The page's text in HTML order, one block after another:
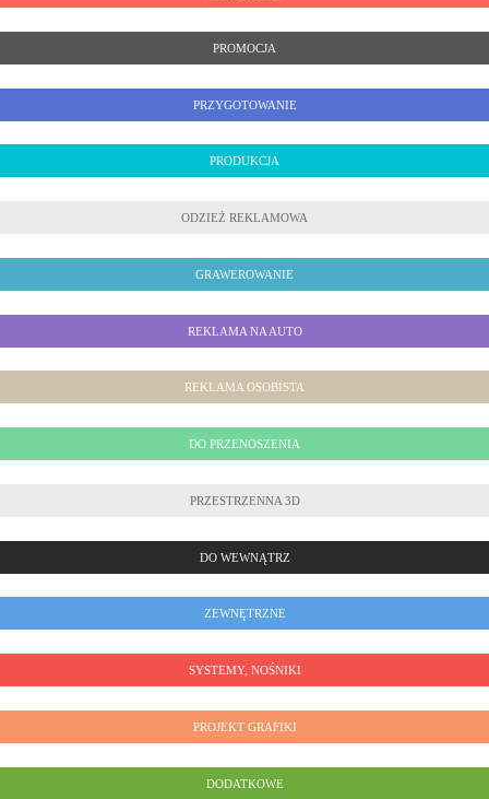
PROMOCJA
PRZYGOTOWANIE
PRODUKCJA
ODZIEŻ REKLAMOWA
GRAWEROWANIE
REKLAMA NA AUTO
REKLAMA OSOBISTA
DO PRZENOSZENIA
PRZESTRZENNA 3D
DO WEWNĄTRZ
ZEWNĘTRZNE
SYSTEMY, NOŚNIKI
PROJEKT GRAFIKI
DODATKOWE